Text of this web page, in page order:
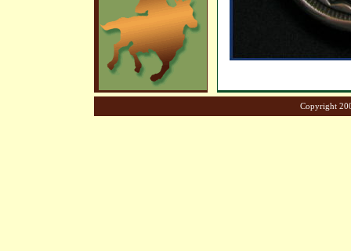
Copyright